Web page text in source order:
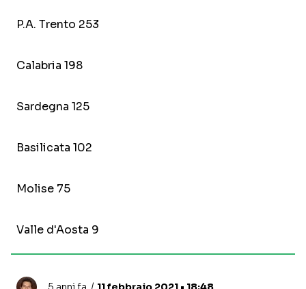
P.A. Trento 253
Calabria 198
Sardegna 125
Basilicata 102
Molise 75
Valle d'Aosta 9